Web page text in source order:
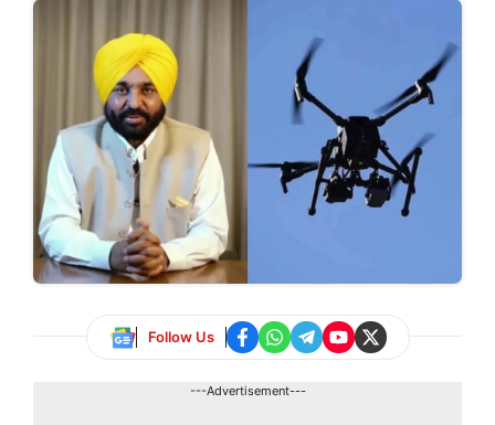
Follow Us
---Advertisement---